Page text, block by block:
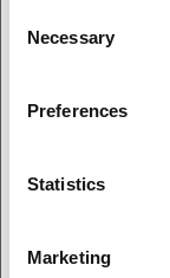
Selection
Necessary
Preferences
Statistics
Marketing
SPØRGSMÅL OM